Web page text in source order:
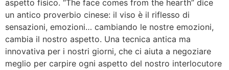
aspetto fisico. “The face comes from the hearth” dice
un antico proverbio cinese: il viso è il riflesso di
sensazioni, emozioni… cambiando le nostre emozioni,
cambia il nostro aspetto. Una tecnica antica ma
innovativa per i nostri giorni, che ci aiuta a negoziare
meglio per carpire ogni aspetto del nostro interlocutore